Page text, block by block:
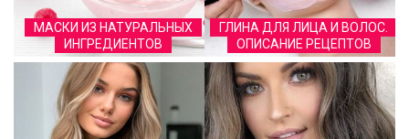
МАСКИ ИЗ НАТУРАЛЬНЫХ
ИНГРЕДИЕНТОВ
ГЛИНА ДЛЯ ЛИЦА И ВОЛОС.
ОПИСАНИЕ РЕЦЕПТОВ